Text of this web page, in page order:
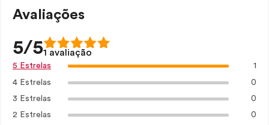
Avaliações
5/51 avaliação
5 Estrelas 1
4 Estrelas
0
3 Estrelas
0
2 Estrelas
0